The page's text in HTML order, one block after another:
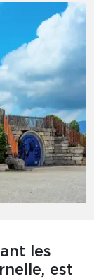
les
est